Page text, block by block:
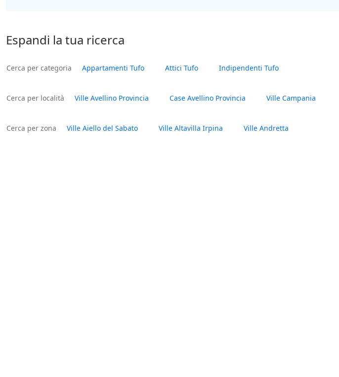
Espandi la tua ricerca
Cerca per categoria Appartamenti Tufo Attici Tufo Indipendenti Tufo
Cerca per località Ville Avellino Provincia Case Avellino Provincia Ville Campania
Cerca per zona Ville Aiello del Sabato Ville Altavilla Irpina Ville Andretta